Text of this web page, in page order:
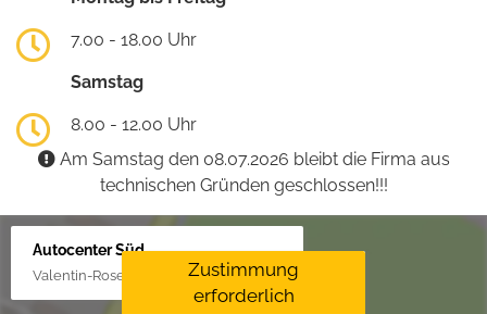
7.00 - 18.00 Uhr
Samstag
8.00 - 12.00 Uhr
Am Samstag den 08.07.2026 bleibt die Firma aus
technischen Gründen geschlossen!!!
Autocenter Süd
Valentin-Rose-Str. 3, 16816 Neuruppin
Zustimmung
erforderlich